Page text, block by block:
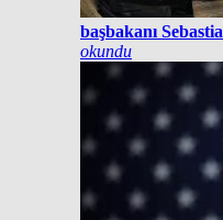
başbakanı
okundu